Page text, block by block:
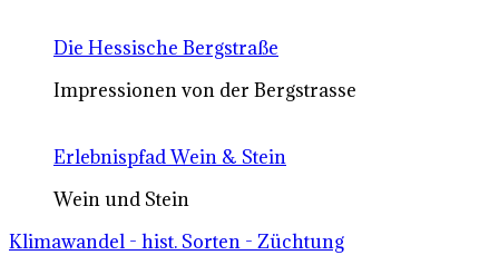
Die Hessische Bergstraße
Impressionen von der Bergstrasse
Erlebnispfad Wein & Stein
Wein und Stein
Klimawandel - hist. Sorten - Züchtung